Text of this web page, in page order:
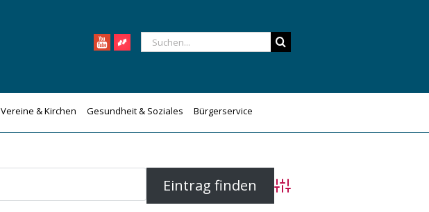
Suche
nach:
Vereine & Kirchen Gesundheit & Soziales Bürgerservice
Advanced Search